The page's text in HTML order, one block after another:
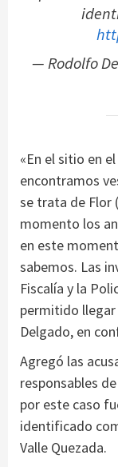
— Rodolfo
«En el sitio en
encontramos
se trata de
momento los
en este
sabemos. Las
Fiscalía y la
permitido llegar
Delgado, en
Agregó las
responsables
por este caso
identificado
Valle Quezada.